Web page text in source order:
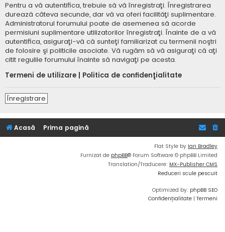
Pentru a vă autentifica, trebuie să vă înregistraţi. Înregistrarea
durează câteva secunde, dar vă va oferi facilităţi suplimentare.
Administratorul forumului poate de asemenea să acorde
permisiuni suplimentare utilizatorilor înregistraţi. Înainte de a vă
autentifica, asiguraţi-vă că sunteţi familiarizat cu termenii noştri
de folosire şi politicile asociate. Vă rugăm să vă asiguraţi că aţi
citit regulile forumului înainte să navigaţi pe acesta.
Termeni de utilizare
Politica de confidenţialitate
Înregistrare
Acasă Prima pagină
Flat Style by Ian Bradley
Furnizat de phpBB® Forum Software © phpBB Limited
Translation/Traducere: MX-Publisher CMS
Reduceri scule pescuit
Optimized by: phpBB SEO
Confidențialitate | Termeni